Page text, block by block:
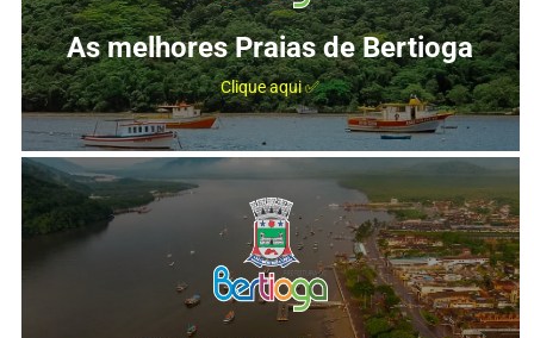
As melhores Praias de Bertioga
Clique aqui ✅